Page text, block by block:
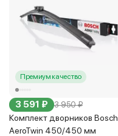
Премиум качество
3 591 ₽ 3 950 ₽
Комплект дворников Bosch
AeroTwin 450/450 мм